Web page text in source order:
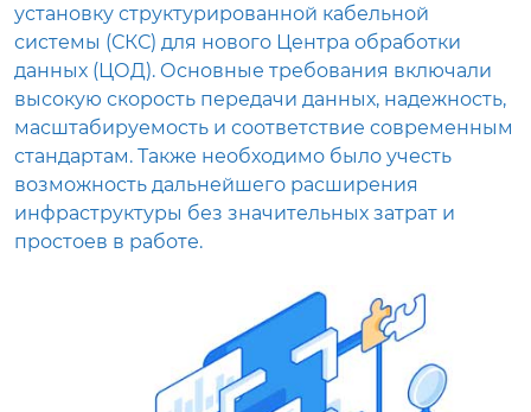
установку структурированной кабельной
системы (СКС) для нового Центра обработки
данных (ЦОД). Основные требования включали
высокую скорость передачи данных, надежность,
масштабируемость и соответствие современным
стандартам. Также необходимо было учесть
возможность дальнейшего расширения
инфраструктуры без значительных затрат и
простоев в работе.